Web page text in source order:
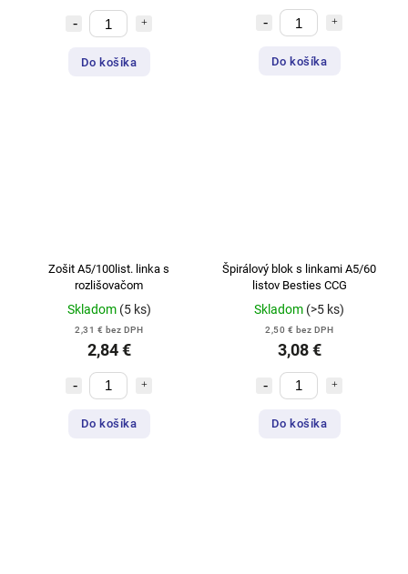
Do košíka Do košíka
Zošit A5/100list. linka s
rozlišovačom
Skladom (5 ks)
2,31 € bez DPH
2,84 €
Do košíka
Špirálový blok s linkami A5/60
listov Besties CCG
Skladom (>5 ks)
2,50 € bez DPH
3,08 €
Do košíka